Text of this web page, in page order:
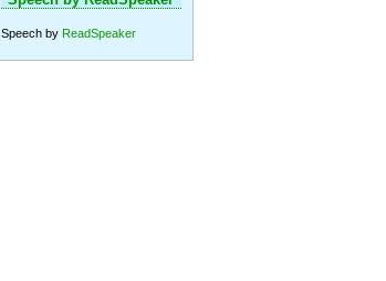
Speech by ReadSpeaker